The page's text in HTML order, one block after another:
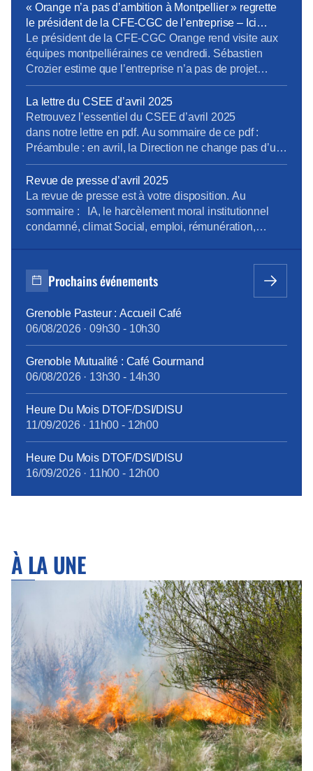
personnes travaillent dans ces locaux de la cité
phocéenne. L’entreprise attend « un retour à une
situation apaisée dans le quartier ». […]Les salariés
ont dû être […]
« Orange n’a pas d’ambition à Montpellier » regrette
le président de la CFE-CGC de l’entreprise – Ici
l’Herault
Le président de la CFE-CGC Orange rend visite aux
équipes montpelliéraines ce vendredi. Sébastien
Crozier estime que l’entreprise n’a pas de projet
ambitieux dans la métropole et que les salariés se
sentent oubliés. Sébastien Crozier, président national
de la CFE-CGC Orange est dans l’Hérault ce
vendredi pour rencontrer les 1.500 salariés qui
travaillent à Montpellier. […]
La lettre du CSEE d’avril 2025
Retrouvez l’essentiel du CSEE d’avril 2025
dans notre lettre en pdf. Au sommaire de ce pdf :
Préambule : en avril, la Direction ne change pas d’un
fil. La tension en 2500 pages (enquête du CNPS) Les
médecins alertent …Encore ! (rapport des médecins
du travail) A Caen, un inventaire à la Prévert Atalante
: où sont les […]
Revue de presse d’avril 2025
La revue de presse est à votre disposition. Au
sommaire : IA, le harcèlement moral institutionnel
condamné, climat Social, emploi, rémunération,
s’abonner Vous pouvez lire les articles au fil de leur
publication en rubrique Revue de presse, mais aussi
Prochains événements
Grenoble Pasteur : Accueil Café
06/08/2026· 09h30 - 10h30
Grenoble Mutualité : Café Gourmand
06/08/2026· 13h30 - 14h30
Heure Du Mois DTOF/DSI/DISU
11/09/2026· 11h00 - 12h00
Heure Du Mois DTOF/DSI/DISU
16/09/2026· 11h00 - 12h00
À LA UNE